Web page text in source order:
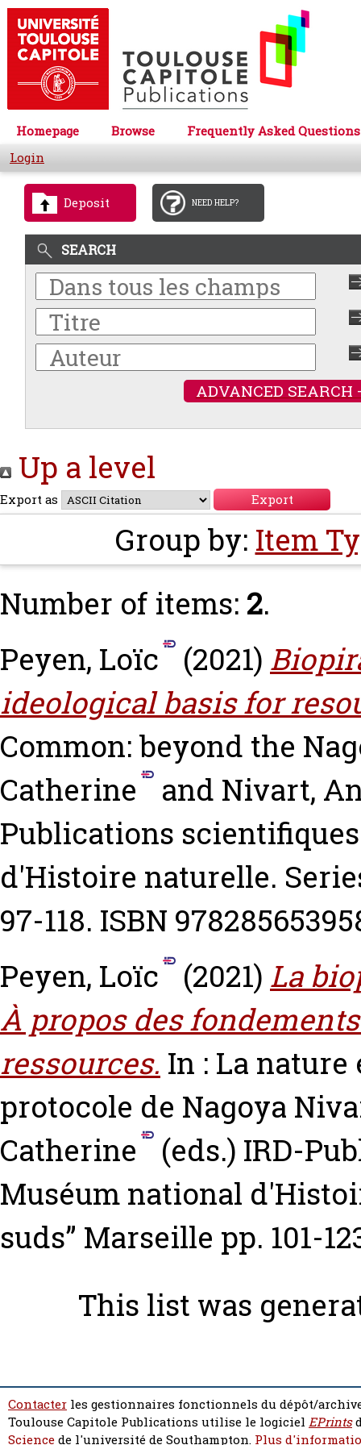
Homepage Browse
Frequently Asked Questions
Login
Deposit NEED HELP?
SEARCH
ADVANCED SEARCH
Up a level
Export as
Group by: Item
Number of items: 2.
Peyen, Loïc
(2021)
ideological basis for
Common: beyond the
Catherine
and Nivart,
Publications
d'Histoire naturelle.
97-118. ISBN
Peyen, Loïc
(2021) La
À propos des
ressources. In : La
protocole de Nagoya
Catherine
(eds.) IRD-
Muséum national
suds” Marseille pp. 101-
This list was
Contacter les gestionnaires fonctionnels du dépôt/
Toulouse Capitole Publications utilise le logiciel EPrints
Sciencede l'université de Southampton. Plus